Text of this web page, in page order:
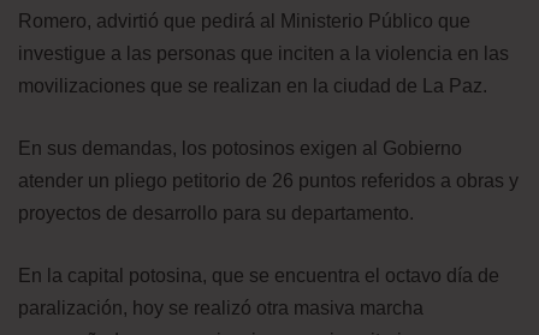
Romero, advirtió que pedirá al Ministerio Público que
investigue a las personas que inciten a la violencia en las
movilizaciones que se realizan en la ciudad de La Paz.
En sus demandas, los potosinos exigen al Gobierno
atender un pliego petitorio de 26 puntos referidos a obras y
proyectos de desarrollo para su departamento.
En la capital potosina, que se encuentra el octavo día de
paralización, hoy se realizó otra masiva marcha